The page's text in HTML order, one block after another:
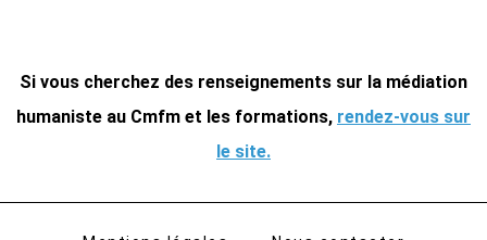
Si vous cherchez des renseignements sur la médiation
humaniste au Cmfm et les formations, rendez-vous sur
le site.